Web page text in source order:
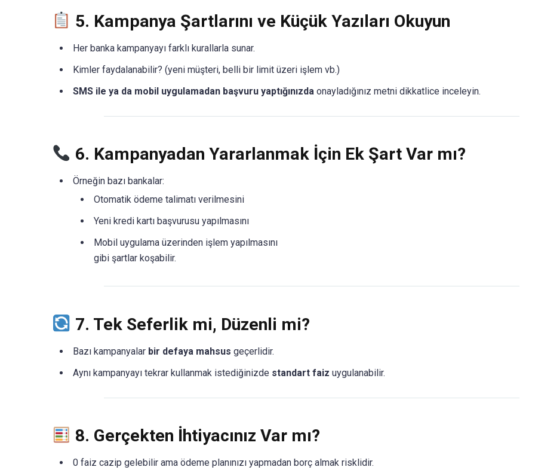
5. Kampanya Şartlarını ve Küçük Yazıları Okuyun
Her banka kampanyayı farklı kurallarla sunar.
Kimler faydalanabilir? (yeni müşteri, belli bir limit üzeri işlem vb.)
SMS ile ya da mobil uygulamadan başvuru yaptığınızda onayladığınız metni dikkatlice inceleyin.
6. Kampanyadan Yararlanmak İçin Ek Şart Var mı?
Örneğin bazı bankalar:
Otomatik ödeme talimatı verilmesini
Yeni kredi kartı başvurusu yapılmasını
Mobil uygulama üzerinden işlem yapılmasını
gibi şartlar koşabilir.
7. Tek Seferlik mi, Düzenli mi?
Bazı kampanyalar bir defaya mahsus geçerlidir.
Aynı kampanyayı tekrar kullanmak istediğinizde standart faiz uygulanabilir.
8. Gerçekten İhtiyacınız Var mı?
0 faiz cazip gelebilir ama ödeme planınızı yapmadan borç almak risklidir.